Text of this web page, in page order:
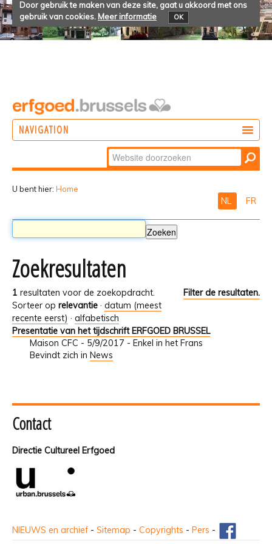
Door gebruik te maken van deze site, gaat u akkoord met ons
gebruik van cookies. Meer informatie OK
NAVIGATION
Zoek
Geavanceerd
U bent hier: Home
NL FR
Zoekresultaten
1 resultaten voor de zoekopdracht.
Filter de resultaten.
Sorteer op relevantie · datum (meest
recente eerst) · alfabetisch
Presentatie van het tijdschrift ERFGOED BRUSSEL
Maison CFC - 5/9/2017 - Enkel in het Frans
Bevindt zich in News
Contact
Directie Cultureel Erfgoed
NIEUWS en archief - Sitemap - Copyrights - Pers -